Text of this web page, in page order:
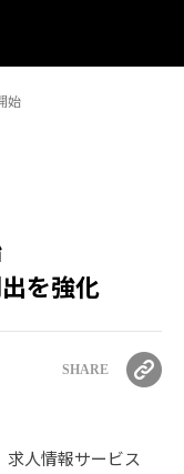
始
を強化
SHARE
求人情報サービス